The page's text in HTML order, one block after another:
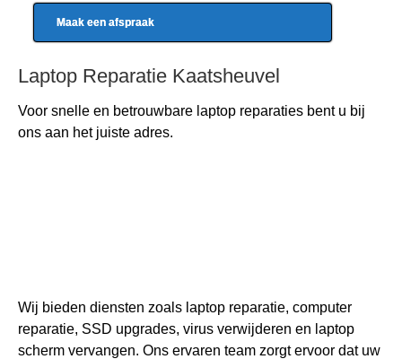
Maak een afspraak
Laptop Reparatie Kaatsheuvel
Voor snelle en betrouwbare laptop reparaties bent u bij
ons aan het juiste adres.
Wij bieden diensten zoals laptop reparatie, computer
reparatie, SSD upgrades, virus verwijderen en laptop
scherm vervangen. Ons ervaren team zorgt ervoor dat uw